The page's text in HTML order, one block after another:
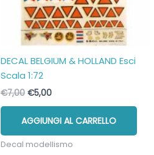
DECAL BELGIUM & HOLLAND Esci
Scala 1:72
€7,00 Il
era:
€7,00.
€5,00Il
è:
€5,00.
AGGIUNGI AL CARRELLO
Decal modellismo